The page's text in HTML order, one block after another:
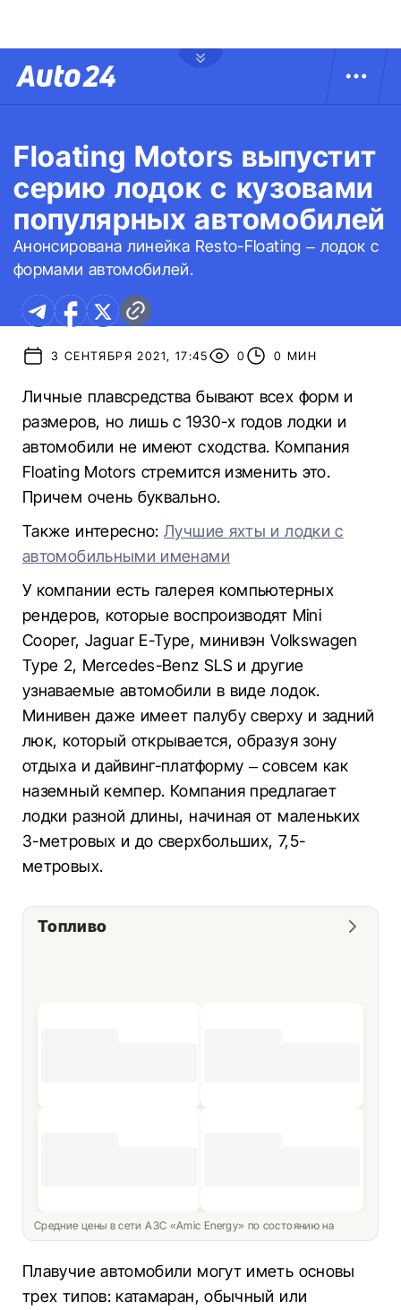
Floating Motors выпустит
серию лодок с кузовами
популярных автомобилей
Анонсирована линейка Resto-Floating – лодок с
формами автомобилей.
3 СЕНТЯБРЯ 2021, 17:45 0 0 МИН
Личные плавсредства бывают всех форм и
размеров, но лишь с 1930-х годов лодки и
автомобили не имеют сходства. Компания
Floating Motors стремится изменить это.
Причем очень буквально.
Также интересно:Лучшие яхты и лодки с
автомобильными именами
У компании есть галерея компьютерных
рендеров, которые воспроизводят Mini
Cooper, Jaguar E-Type, минивэн Volkswagen
Type 2, Mercedes-Benz SLS и другие
узнаваемые автомобили в виде лодок.
Минивен даже имеет палубу сверху и задний
люк, который открывается, образуя зону
отдыха и дайвинг-платформу – совсем как
наземный кемпер. Компания предлагает
лодки разной длины, начиная от маленьких
3-метровых и до сверхбольших, 7,5-
метровых.
Топливо
Средние цены в сети АЗС «Amic Energy» по состоянию на
Плавучие автомобили могут иметь основы
трех типов: катамаран, обычный или